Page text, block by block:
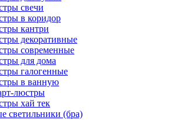
свечи
в коридор
кантри
декоративные
современные
для дома
галогенные
в ванную
люстры
хай тек
светильники (бра)